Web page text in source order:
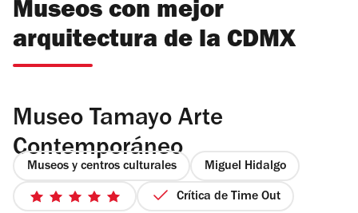
Museos con mejor
arquitectura de la CDMX
Museo Tamayo Arte
Contemporáneo
Museos y centros culturales Miguel Hidalgo
5
Crítica de Time Out